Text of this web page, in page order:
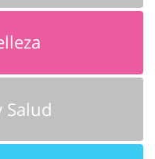
Salud